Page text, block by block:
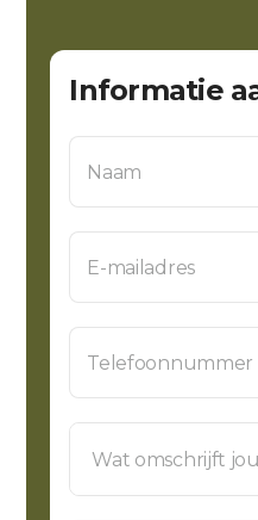
Informatie